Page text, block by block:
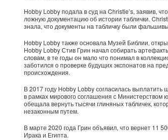
Hobby Lobby подала в суд на Christie’s, заявив,
ложную документацию об истории таблички.
знала, что документы на табличку были
Hobby Lobby также основала Музей Библии,
Hobby Lobby Стив Грин начал собирать
словам, в те годы он мало что понимал в
заботился о проверке будущих экспонатов на
происхождения.
В 2017 году Hobby Lobby согласилась
в рамках мирового соглашения с Министерством
обещала вернуть тысячи глиняных табличек,
незаконным путем.
В марте 2020 года Грин объявил, что вернет 11
Ирака и Египта.